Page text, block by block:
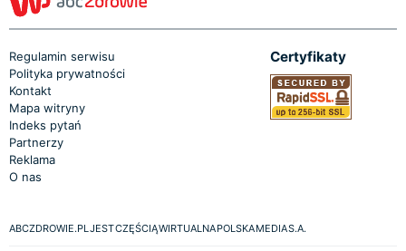
Regulamin serwisu
Polityka prywatności
Kontakt
Mapa witryny
Indeks pytań
Partnerzy
Reklama
O nas
Certyfikaty
ABCZDROWIE.PL JEST CZĘŚCIĄ WIRTUALNA POLSKA MEDIA S.A.